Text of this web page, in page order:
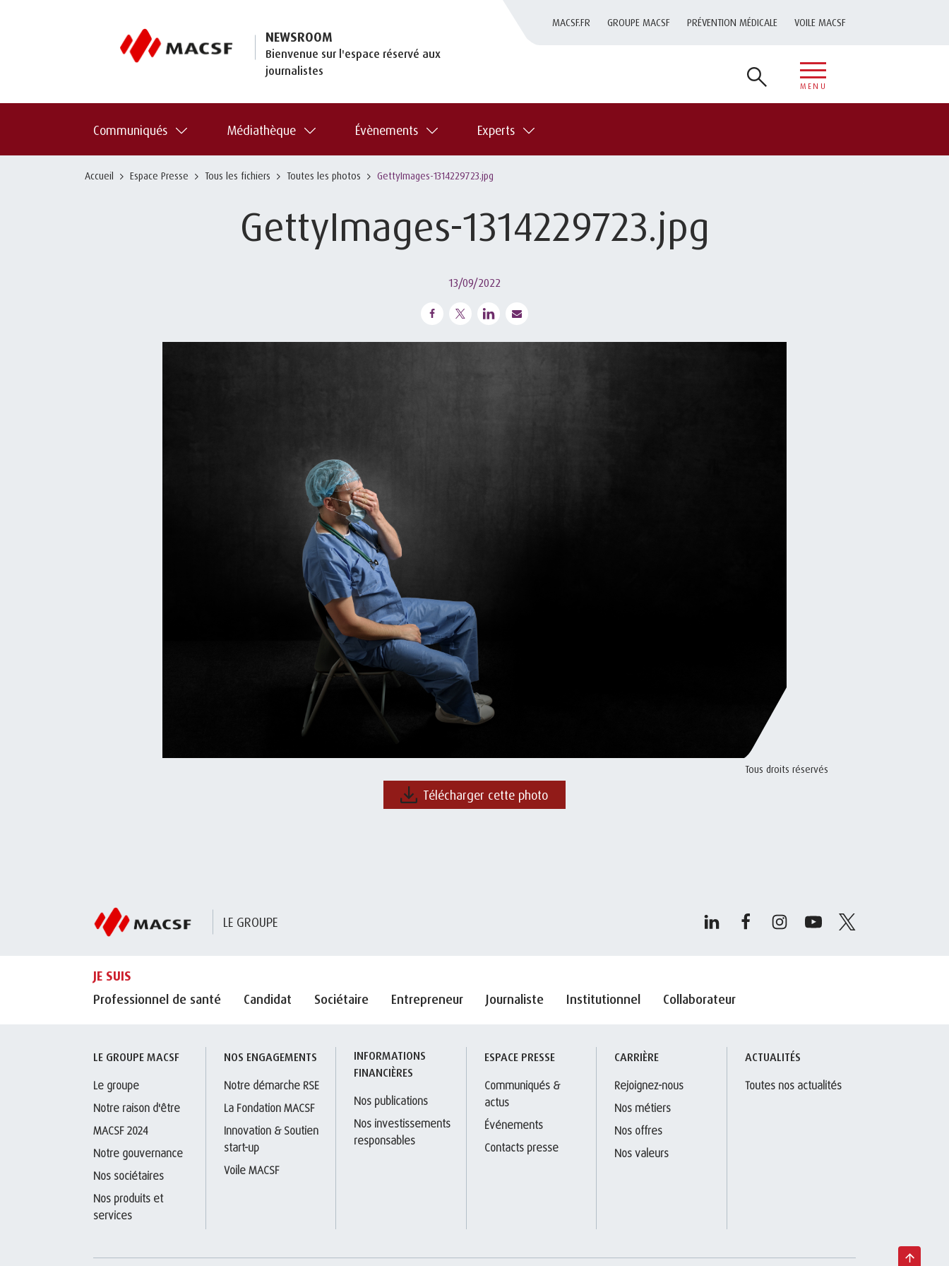
NEWSROOM
Bienvenue sur l'espace réservé aux
journalistes
MACSF.FR GROUPE MACSF PRÉVENTION MÉDICALE VOILE MACSF
MENU
Communiqués Médiathèque Évènements Experts
Accueil Espace Presse Tous les fichiers Toutes les photos GettyImages-1314229723.jpg
GettyImages-1314229723.jpg
13/09/2022
Tous droits réservés
Télécharger cette photo
LE GROUPE
JE SUIS
Professionnel de santé
Candidat Sociétaire Entrepreneur Journaliste Institutionnel Collaborateur
LE GROUPE MACSF
Le groupe
Notre raison d'être
MACSF 2024
Notre gouvernance
Nos sociétaires
Nos produits et
services
NOS ENGAGEMENTS
Notre démarche RSE
La Fondation MACSF
Innovation & Soutien
start-up
Voile MACSF
INFORMATIONS
FINANCIÈRES
Nos publications
Nos investissements
responsables
ESPACE PRESSE
Communiqués &
actus
Événements
Contacts presse
CARRIÈRE
Rejoignez-nous
Nos métiers
Nos offres
Nos valeurs
ACTUALITÉS
Toutes nos actualités